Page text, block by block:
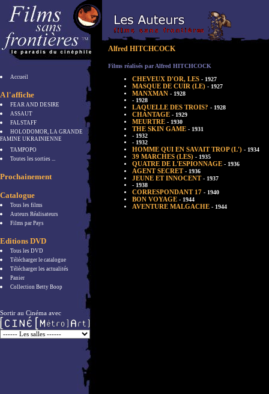
Accueil
A l'affiche
FEAR AND DESIRE
ASSAUT
FALSTAFF
HOLODOMOR, LA GRANDE
FAMINE UKRAINIENNE
TAMPOPO
Toutes les sorties ...
Prochainement
Catalogue
Tous les films
Auteurs Réalisateurs
Films par Pays
Editions DVD
Tous les DVD
Télécharger le catalogue
Télécharger les actualités
Panier
Collection Betty Boop
Sortir au Cinéma avec
Alfred HITCHCOCK
Films réalisés par Alfred HITCHCOCK
CHEVEUX D'OR, LES - 1927
MASQUE DE CUIR (LE) - 1927
MANXMAN - 1928
- 1928
LAQUELLE DES TROIS? - 1928
CHANTAGE - 1929
MEURTRE - 1930
THE SKIN GAME - 1931
- 1932
- 1932
HOMME QUI EN SAVAIT TROP (L') - 1934
39 MARCHES (LES) - 1935
QUATRE DE L'ESPIONNAGE - 1936
AGENT SECRET- 1936
JEUNE ET INNOCENT- 1937
- 1938
CORRESPONDANT 17 - 1940
BON VOYAGE - 1944
AVENTURE MALGACHE - 1944